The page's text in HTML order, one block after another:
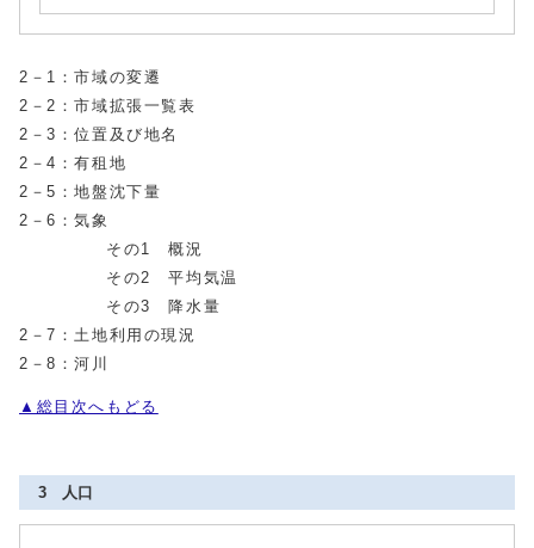
2－1：市域の変遷
2－2：市域拡張一覧表
2－3：位置及び地名
2－4：有租地
2－5：地盤沈下量
2－6：気象
その1 概況
その2 平均気温
その3 降水量
2－7：土地利用の現況
2－8：河川
▲総目次へもどる
3 人口